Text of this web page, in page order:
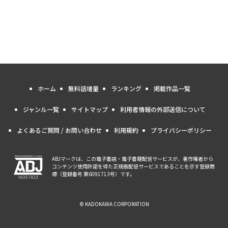
ホーム 無料話増量 ランキング 掲載作品一覧
ジャンル一覧 サイトマップ 利用者情報の外部送信について
よくあるご質問 / お問い合わせ 利用規約 プライバシーポリシー
ABJマークは、この電子書店・電子書籍配信サービスが、著作権者から
コンテンツ使用許諾を得た正規版配信サービスであることを示す登録商
標（登録番号 第6091713号）です。
© KADOKAWA CORPORATION